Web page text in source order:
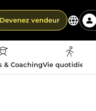
Devenez vendeur
& CoachingVie